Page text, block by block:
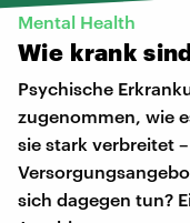
Mental Health
Wie krank
Psychische
zugenommen, wie
sie stark verbreitet
sich dagegen tun?